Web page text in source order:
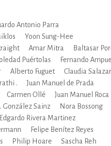
Antonio Parra
Yoon Sung-Hee
Amar Mitra
Baltasar
Puértolas
Fernando
Alberto Fuguet
Claudia Salazar
.
Juan Manuel de Prada
Carmen Ollé
Juan Manuel Roca
González Sainz
Nora Bossong
Edgardo Rivera Martinez
Felipe Benítez Reyes
Philip Hoare
Sascha Reh